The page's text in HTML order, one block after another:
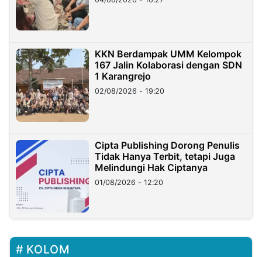
KKN Berdampak UMM Kelompok
167 Jalin Kolaborasi dengan SDN
1 Karangrejo
02/08/2026 - 19:20
Cipta Publishing Dorong Penulis
Tidak Hanya Terbit, tetapi Juga
Melindungi Hak Ciptanya
01/08/2026 - 12:20
KOLOM